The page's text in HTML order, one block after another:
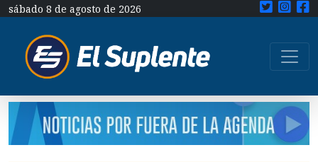
sábado 8 de agosto de 2026